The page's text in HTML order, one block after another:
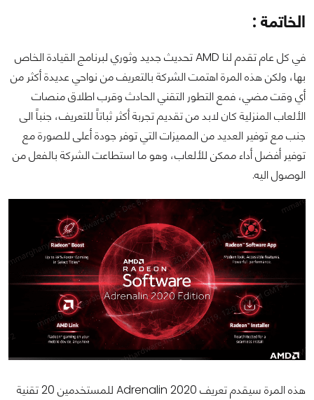
الخاتمة :
في كل عام تقدم لنا AMD تحديث جديد وثوري لبرنامج القيادة الخاص
بها، ولكن هذه المرة اهتمت الشركة بالتعريف من نواحي عديدة أكثر من
أي وقت مضي، فمع التطور التقني الحادث وقرب اطلاق منصات
الألعاب المنزلية كان لابد من تقديم تجربة أكثر ثباتاً للتعريف، جنباً الى
جنب مع توفير العديد من المميزات التي توفر جودة أعلى للصورة مع
توفير أفضل أداء ممكن للألعاب، وهو ما استطاعت الشركة بالفعل من
الوصول اليه.
هذه المرة سيقدم تعريف Adrenalin 2020 للمستخدمين 20 تقنية